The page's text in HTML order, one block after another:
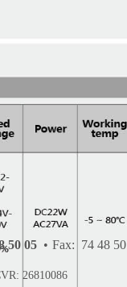
50 05 • Fax: 74 48 50
26810086